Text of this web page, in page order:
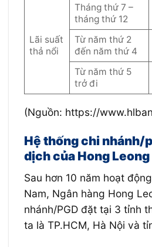
Lãi suất
thả nổi
Tháng thứ 7 –
tháng thứ 12
Từ năm thứ 2
đến năm thứ 4
Từ năm thứ 5
trở đi
(Nguồn: https://
Hệ thống chi nhánh/
dịch của Hong Leong
Sau hơn 10 năm hoạt
Nam, Ngân hàng Hong
nhánh/PGD đặt tại 3 tỉnh
ta là TP.HCM, Hà Nội và